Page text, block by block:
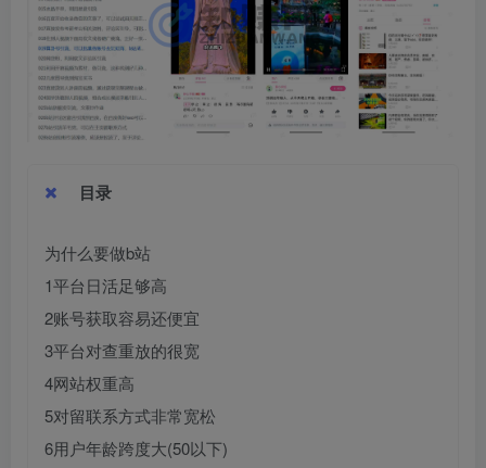
目录
为什么要做b站
1平台日活足够高
2账号获取容易还便宜
3平台对查重放的很宽
4网站权重高
5对留联系方式非常宽松
6用户年龄跨度大(50以下)